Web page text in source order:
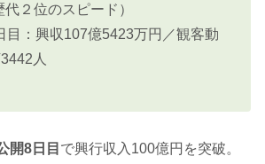
代２位のスピード）
目：興収107億5423万円／観客動
人
開8日目 で興行収入100億円を突破。